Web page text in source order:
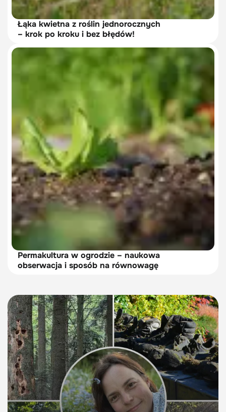
Łąka kwietna z roślin jednorocznych
– krok po kroku i bez błędów!
Permakultura w ogrodzie – naukowa
obserwacja i sposób na równowagę